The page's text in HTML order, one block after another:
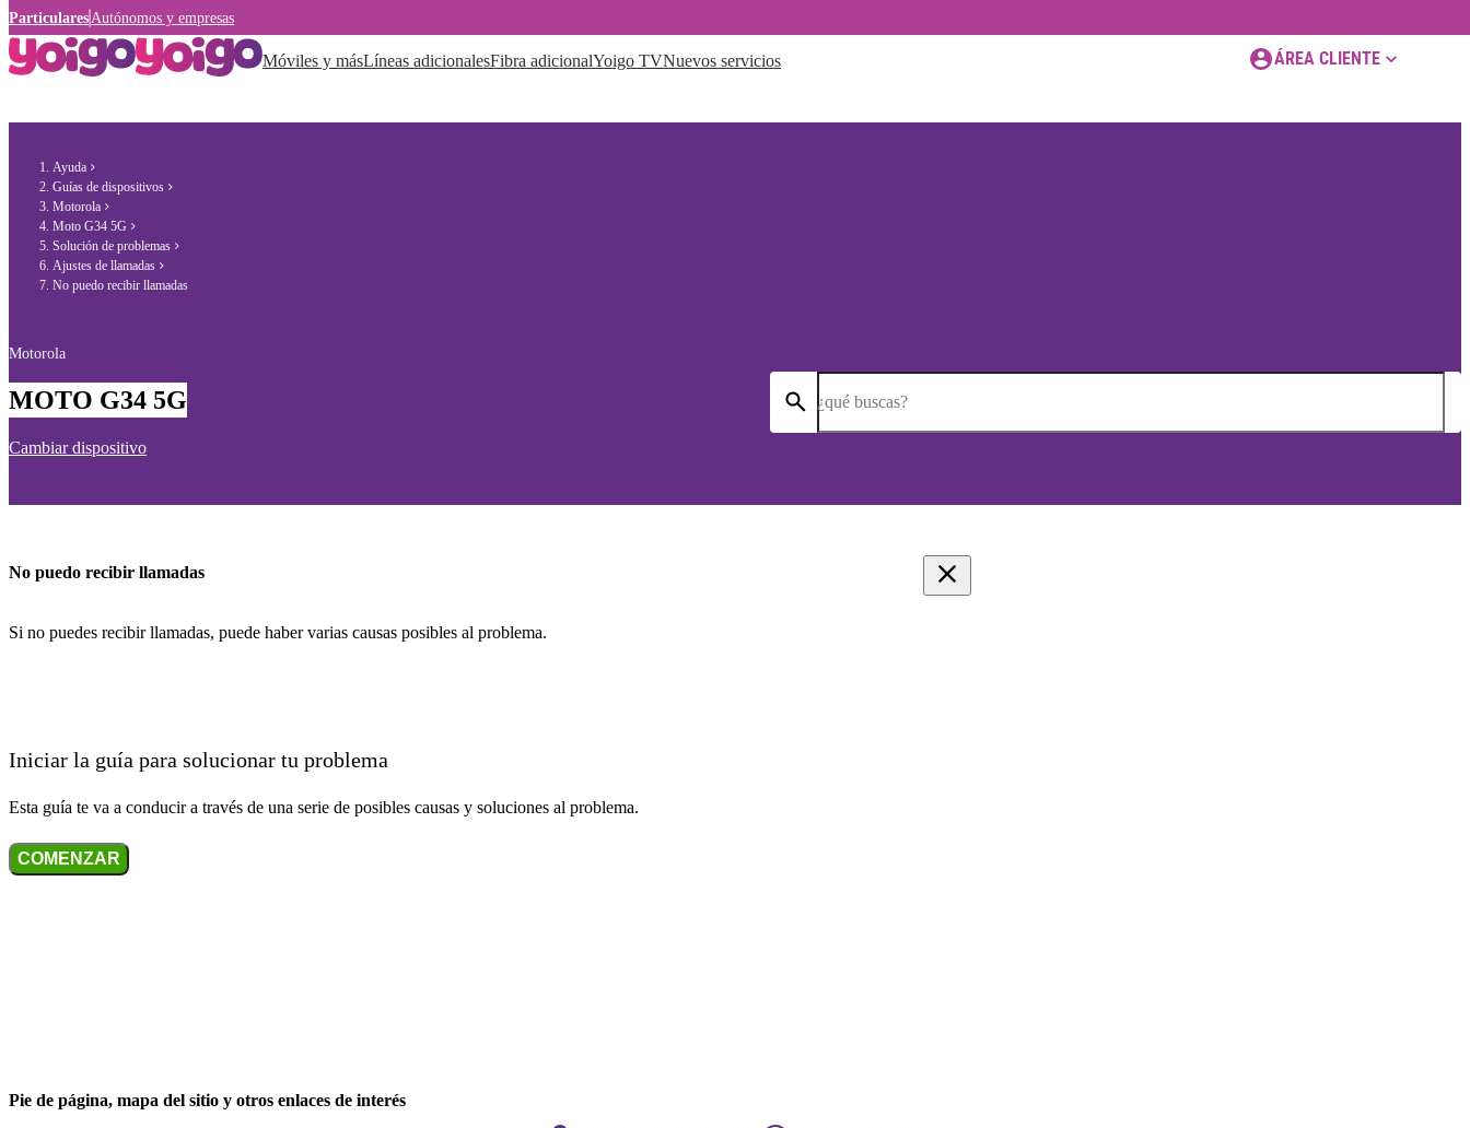
Particulares Autónomos y empresas
Móviles y másLíneas adicionalesFibra adicionalYoigo TVNuevos servicios ÁREA CLIENTE
Ayuda
Guías de dispositivos
Motorola
Moto G34 5G
Solución de problemas
Ajustes de llamadas
No puedo recibir llamadas
Motorola
MOTO G34 5G
Cambiar dispositivo
¿qué buscas?
No puedo recibir llamadas
Si no puedes recibir llamadas, puede haber varias causas posibles al problema.
Iniciar la guía para solucionar tu problema
Esta guía te va a conducir a través de una serie de posibles causas y soluciones al problema.
COMENZAR
Pie de página, mapa del sitio y otros enlaces de interés